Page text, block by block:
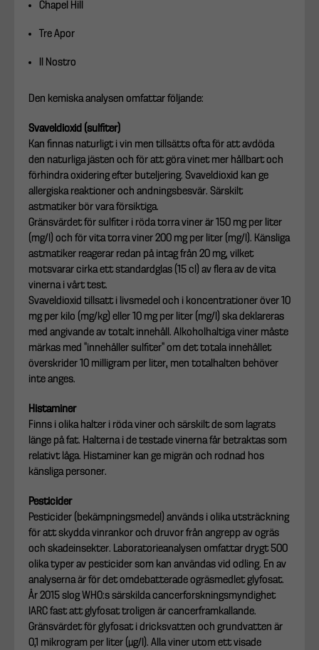
Chapel Hill
Tre Apor
Il Nostro
Den kemiska analysen omfattar följande:
Svaveldioxid (sulfiter)
Kan finnas naturligt i vin men tillsätts ofta för att avdöda
den naturliga jästen och för att göra vinet mer hållbart och
förhindra oxidering efter buteljering. Svaveldioxid kan ge
allergiska reaktioner och andningsbesvär. Särskilt
astmatiker bör vara försiktiga.
Gränsvärdet för sulfiter i röda torra viner är 150 mg per liter
(mg/l) och för vita torra viner 200 mg per liter (mg/l). Känsliga
astmatiker reagerar redan på intag från 20 mg, vilket
motsvarar cirka ett standardglas (15 cl) av flera av de vita
vinerna i vårt test.
Svaveldioxid tillsatt i livsmedel och i koncentrationer över 10
mg per kilo (mg/kg) eller 10 mg per liter (mg/l) ska deklareras
med angivande av totalt innehåll. Alkoholhaltiga viner måste
märkas med ”innehåller sulfiter” om det totala innehållet
överskrider 10 milligram per liter, men totalhalten behöver
inte anges.
Histaminer
Finns i olika halter i röda viner och särskilt de som lagrats
länge på fat. Halterna i de testade vinerna får betraktas som
relativt låga. Histaminer kan ge migrän och rodnad hos
känsliga personer.
Pesticider
Pesticider (bekämpningsmedel) används i olika utsträckning
för att skydda vinrankor och druvor från angrepp av ogräs
och skadeinsekter. Laboratorieanalysen omfattar drygt 500
olika typer av pesticider som kan användas vid odling. En av
analyserna är för det omdebatterade ogräsmedlet glyfosat.
År 2015 slog WHO:s särskilda cancerforskningsmyndighet
IARC fast att glyfosat troligen är cancerframkallande.
Gränsvärdet för glyfosat i dricksvatten och grundvatten är
0,1 mikrogram per liter (µg/l). Alla viner utom ett visade